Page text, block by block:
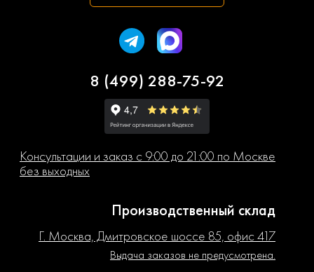
8 (499) 288-75-92
Консультации и заказ с 9:00 до 21:00 по Москве
без выходных
Производственный склад
Г. Москва, Дмитровское шоссе 85, офис 417
Выдача заказов не предусмотрена.